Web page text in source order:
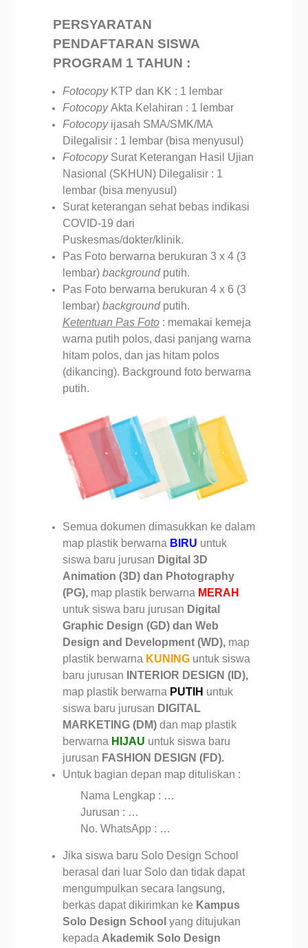
PERSYARATAN
PENDAFTARAN SISWA
PROGRAM 1 TAHUN :
Fotocopy KTP dan KK : 1 lembar
FotocopyAkta Kelahiran : 1 lembar
Fotocopy ijasah SMA/SMK/MA
Dilegalisir : 1 lembar (bisa menyusul)
FotocopySurat Keterangan Hasil Ujian
Nasional (SKHUN) Dilegalisir : 1
lembar (bisa menyusul)
Surat keterangan sehat bebas indikasi
COVID-19 dari
Puskesmas/dokter/klinik.
Pas Foto berwarna berukuran 3 x 4 (3
lembar) backgroundputih.
Pas Foto berwarna berukuran 4 x 6 (3
lembar) backgroundputih.
Ketentuan Pas Foto: memakai kemeja
warna putih polos, dasi panjang warna
hitam polos, dan jas hitam polos
(dikancing). Background foto berwarna
putih.
Semua dokumen dimasukkan ke dalam
map plastik berwarna BIRU untuk
siswa baru jurusan Digital 3D
Animation (3D) dan Photography
(PG),map plastik berwarna MERAH
untuk siswa baru jurusan Digital
Graphic Design (GD) dan Web
Design and Development (WD), map
plastik berwarna KUNINGuntuk siswa
baru jurusan
INTERIOR DESIGN (ID),
map plastik berwarna PUTIH untuk
siswa baru jurusan DIGITAL
MARKETING (DM) dan map plastik
berwarna HIJAU untuk siswa baru
jurusan FASHION DESIGN (FD).
Untuk bagian depan map dituliskan :
Nama Lengkap : …
Jurusan : …
No. WhatsApp : …
Jika siswa baru Solo Design School
berasal dari luar Solo dan tidak dapat
mengumpulkan secara langsung,
berkas dapat dikirimkan ke Kampus
Solo Design School yang ditujukan
kepada Akademik Solo Design